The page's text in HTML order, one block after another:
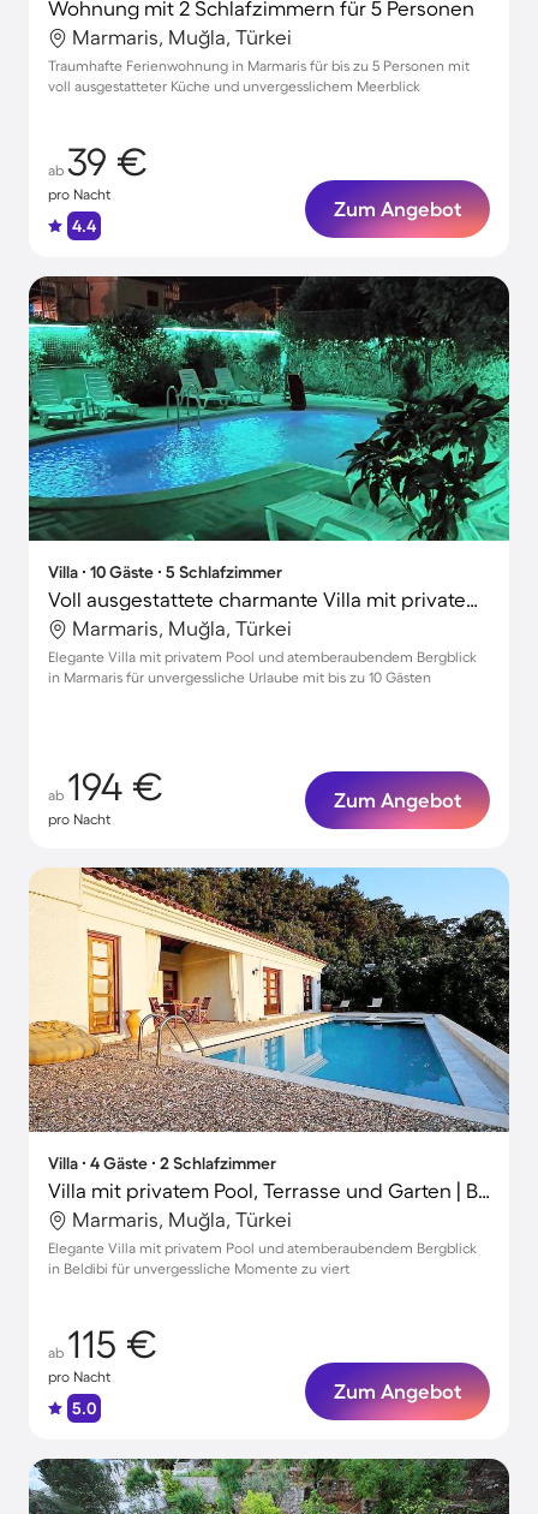
Wohnung mit 2 Schlafzimmern für 5 Personen
Marmaris, Muğla, Türkei
Traumhafte Ferienwohnung in Marmaris für bis zu 5 Personen mit
voll ausgestatteter Küche und unvergesslichem Meerblick
ab 39 €
pro Nacht
4.4
Zum Angebot
Villa ∙ 10 Gäste ∙ 5 Schlafzimmer
Voll ausgestattete charmante Villa mit privatem Pool, Grill und Garten | Stadtblick
Marmaris, Muğla, Türkei
Elegante Villa mit privatem Pool und atemberaubendem Bergblick
in Marmaris für unvergessliche Urlaube mit bis zu 10 Gästen
ab 194 €
pro Nacht
Zum Angebot
Villa ∙ 4 Gäste ∙ 2 Schlafzimmer
Villa mit privatem Pool, Terrasse und Garten | Bergblick
Marmaris, Muğla, Türkei
Elegante Villa mit privatem Pool und atemberaubendem Bergblick
in Beldibi für unvergessliche Momente zu viert
ab 115 €
pro Nacht
5.0
Zum Angebot